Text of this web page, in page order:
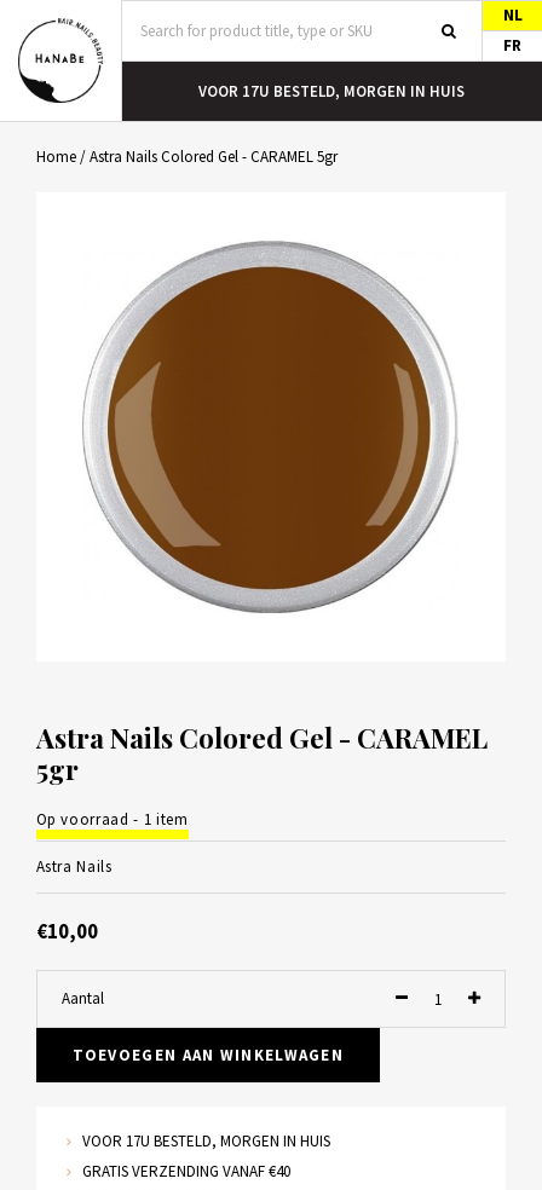
NL
FR
VOOR 17U BESTELD, MORGEN IN HUIS
Home/Astra Nails Colored Gel - CARAMEL 5gr
Astra Nails Colored Gel - CARAMEL
5gr
Op voorraad - 1 item
Astra Nails
€10,00
Aantal
TOEVOEGEN AAN WINKELWAGEN
VOOR 17U BESTELD, MORGEN IN HUIS
GRATIS VERZENDING VANAF €40